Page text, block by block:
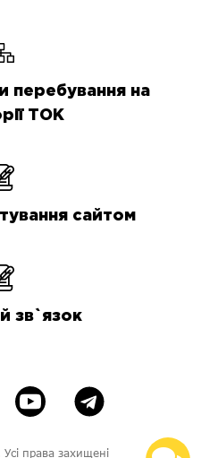
перебування на
ТОК
сайтом
зв`язок
права захищені